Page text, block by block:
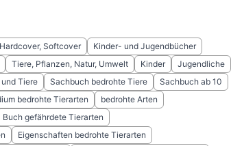
Hardcover, Softcover
Kinder- und Jugendbücher
Tiere, Pflanzen, Natur, Umwelt Kinder
Jugendliche
Tiere Sachbuch bedrohte Tiere
Sachbuch ab 10
bedrohte Tierarten
bedrohte Arten
Buch gefährdete Tierarten
Eigenschaften bedrohte Tierarten